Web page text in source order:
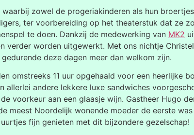
zowel de progeriakinderen als hun
ter voorbereiding op het theaterstuk dat ze
te doen. Dankzij de medewerking van MK2
verder worden uitgewerkt. Met ons nichtje
gedurende deze dagen meer dan welkom zijn.
omstreeks 11 uur opgehaald voor een heerlijke
allerlei andere lekkere luxe sandwiches
voorkeur aan een glaasje wijn. Gastheer Hugo
meest Noordelijk wonende moeder de eerste
fijn genieten met dit bijzondere gezelschap!